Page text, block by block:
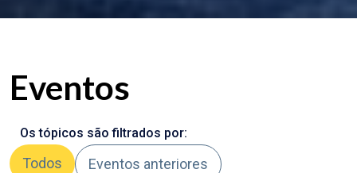
Eventos
Os tópicos são filtrados por:
Todos Eventos anteriores